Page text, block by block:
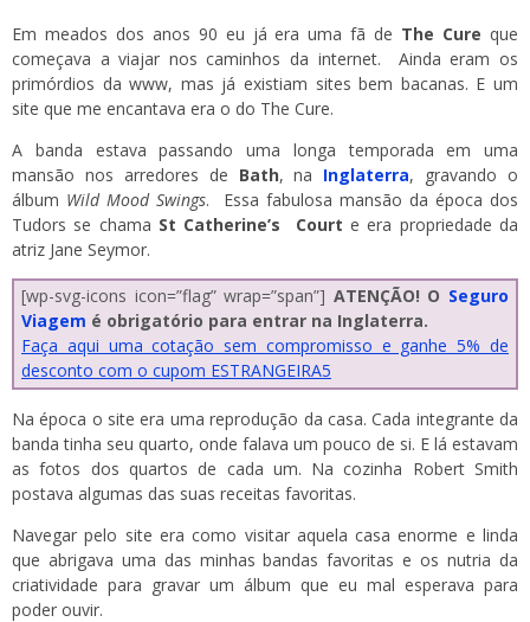
Em meados dos anos 90 eu já era uma fã de The Cure que
começava a viajar nos caminhos da internet. Ainda eram os
primórdios da www, mas já existiam sites bem bacanas. E um
site que me encantava era o do The Cure.
A banda estava passando uma longa temporada em uma
mansão nos arredores de Bath, na Inglaterra, gravando o
álbum Wild Mood Swings. Essa fabulosa mansão da época dos
Tudors se chama St Catherine’s Court e era propriedade da
atriz Jane Seymor.
[wp-svg-icons icon=”flag” wrap=”span”] ATENÇÃO! O Seguro
Viagem é obrigatório para entrar na Inglaterra.
Faça aqui uma cotação sem compromisso e ganhe 5% de
desconto com o cupom ESTRANGEIRA5
Na época o site era uma reprodução da casa. Cada integrante da
banda tinha seu quarto, onde falava um pouco de si. E lá estavam
as fotos dos quartos de cada um. Na cozinha Robert Smith
postava algumas das suas receitas favoritas.
Navegar pelo site era como visitar aquela casa enorme e linda
que abrigava uma das minhas bandas favoritas e os nutria da
criatividade para gravar um álbum que eu mal esperava para
poder ouvir.